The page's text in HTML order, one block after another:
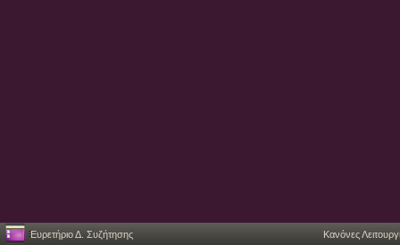
Ευρετήριο Δ. Συζήτησης Κανόνες